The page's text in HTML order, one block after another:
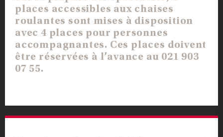
places accessibles aux chaises
roulantes sont mises à disposition
avec 4 places pour personnes
accompagnantes. Ces places doivent
être réservées à l’avance au 021 903
07 55.